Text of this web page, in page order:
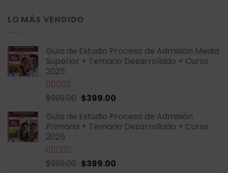
era:
LO MÁS VENDIDO
Guía de Estudio Proceso de Admisión Media
Superior + Temario Desarrollado + Curso
2025
Valorado
5
$999.00 El
original
era:
$399.00El
actual
es:
Guía de Estudio Proceso de Admisión
Primaria + Temario Desarrollado + Curso
2025
Valorado
$999.00 El
$399.00El